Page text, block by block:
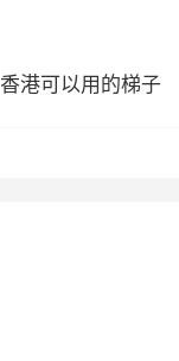
香港可以用的梯子